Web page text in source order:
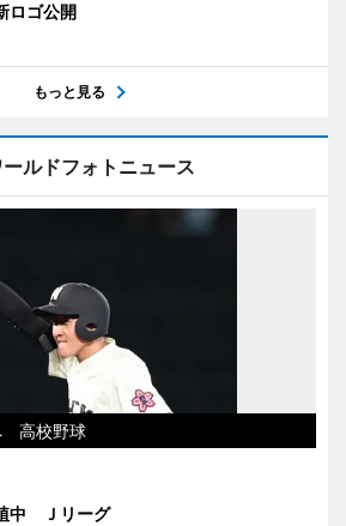
ゴ公開
もっと見る
ールドフォトニュース
高校野球
中 Ｊリーグ